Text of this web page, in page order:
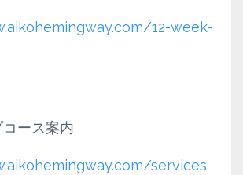
12-week-
ース案内
services